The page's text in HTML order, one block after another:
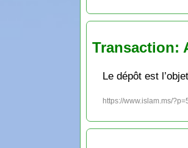
Transaction:
Le dépôt est
https://www.islam.ms/